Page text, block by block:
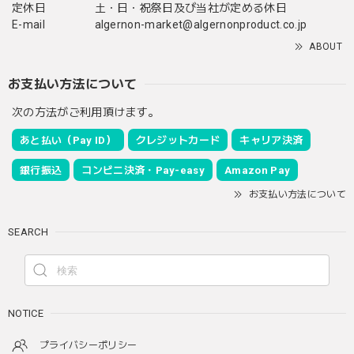
定休日
土・日・祝祭日及び当社が定める休日
E-mail
algernon-market@algernonproduct.co.jp
ABOUT
お支払い方法について
次の方法がご利用頂けます。
あと払い（Pay ID） クレジットカード キャリア決済
銀行振込 コンビニ決済・Pay-easy Amazon Pay
お支払い方法について
SEARCH
NOTICE
プライバシーポリシー